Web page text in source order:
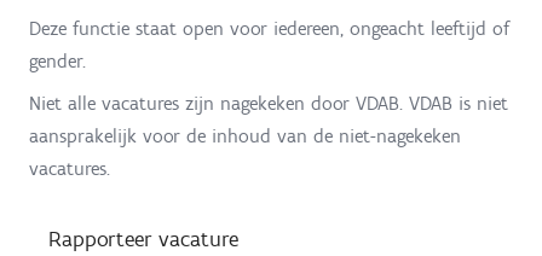
Deze functie staat open voor iedereen, ongeacht leeftijd of
gender.
Niet alle vacatures zijn nagekeken door VDAB. VDAB is niet
aansprakelijk voor de inhoud van de niet-nagekeken
vacatures.
Rapporteer vacature